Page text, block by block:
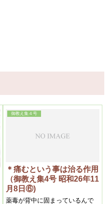
御教え集４号
＊痛むという事は治る作用
（御教え集4号 昭和26年11
月8日⑥)
薬毒が背中に固まっているんで